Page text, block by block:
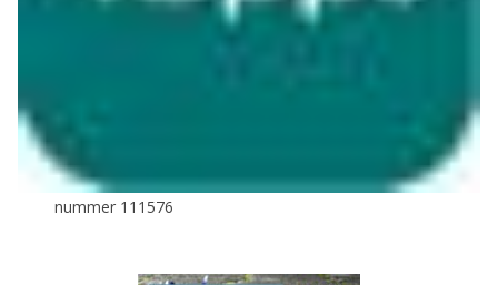
nummer 111576